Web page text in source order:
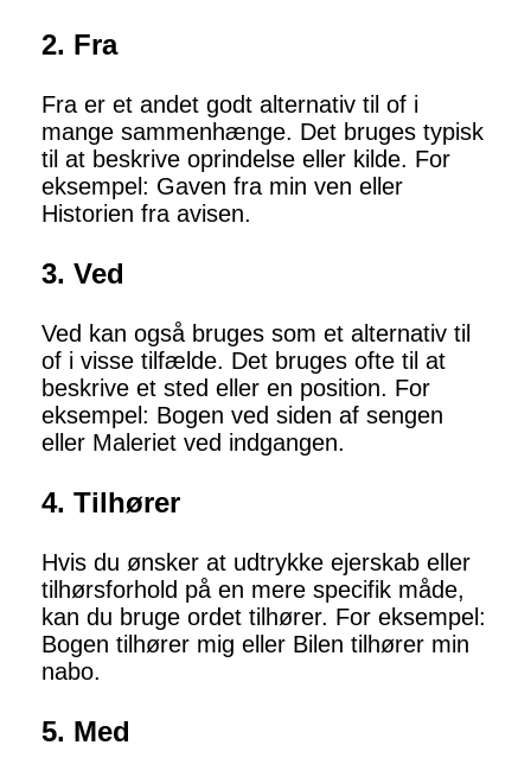
2. Fra
Fra er et andet godt alternativ til of i
mange sammenhænge. Det bruges typisk
til at beskrive oprindelse eller kilde. For
eksempel: Gaven fra min ven eller
Historien fra avisen.
3. Ved
Ved kan også bruges som et alternativ til
of i visse tilfælde. Det bruges ofte til at
beskrive et sted eller en position. For
eksempel: Bogen ved siden af sengen
eller Maleriet ved indgangen.
4. Tilhører
Hvis du ønsker at udtrykke ejerskab eller
tilhørsforhold på en mere specifik måde,
kan du bruge ordet tilhører. For eksempel:
Bogen tilhører mig eller Bilen tilhører min
nabo.
5. Med